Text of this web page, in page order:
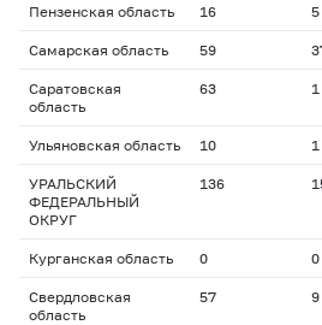
Пензенская область 16 5
Самарская область 59
Саратовская
область
63 1
Ульяновская область 10 1
УРАЛЬСКИЙ
ФЕДЕРАЛЬНЫЙ
ОКРУГ
136
Курганская область 0 0
Свердловская
область
57 9